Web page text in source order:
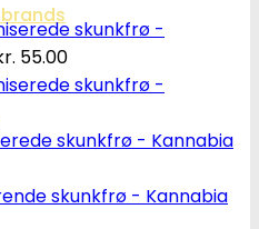
skunkfrø -
55.00
skunkfrø - Kannabia